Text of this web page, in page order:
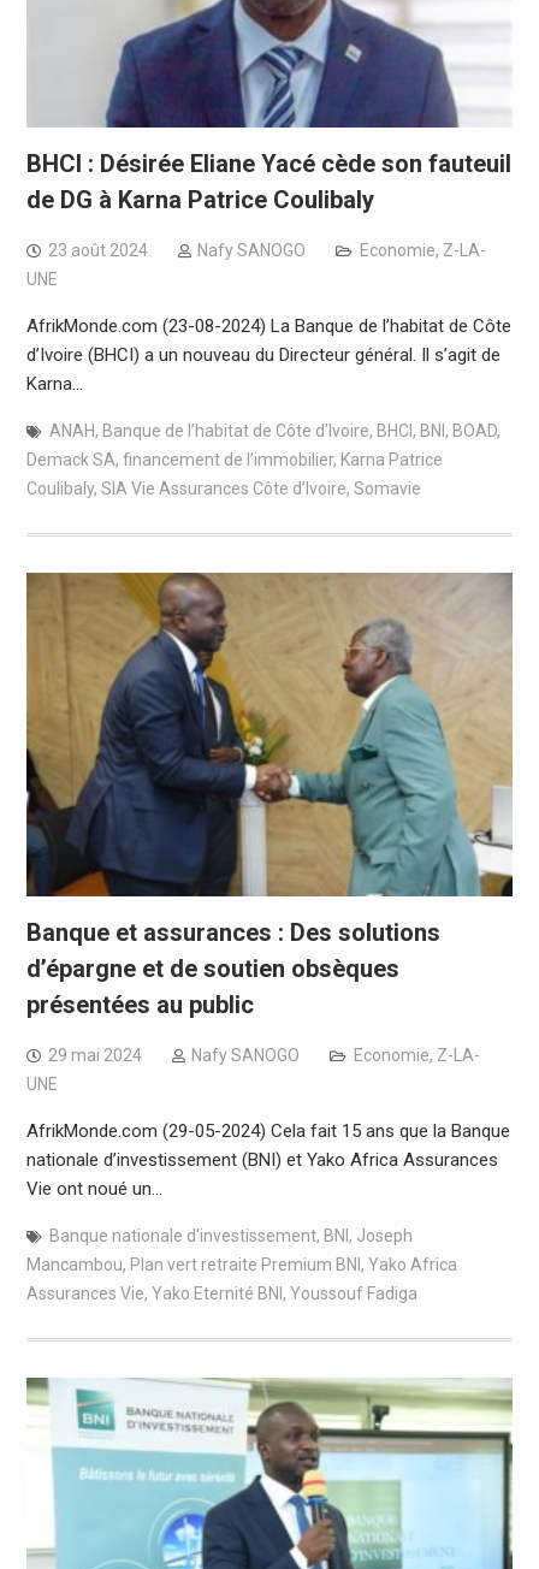
BHCI : Désirée Eliane Yacé cède son fauteuil
de DG à Karna Patrice Coulibaly
23 août 2024 Nafy SANOGO Economie, Z-LA-
UNE
AfrikMonde.com (23-08-2024) La Banque de l’habitat de Côte
d’Ivoire (BHCI) a un nouveau du Directeur général. Il s’agit de
Karna…
ANAH, Banque de l’habitat de Côte d’Ivoire, BHCI , BNI , BOAD,
Demack SA, financement de l’immobilier, Karna Patrice
Coulibaly, SIA Vie Assurances Côte d’Ivoire, Somavie
Banque et assurances : Des solutions
d’épargne et de soutien obsèques
présentées au public
29 mai 2024 Nafy SANOGO Economie, Z-LA-
UNE
AfrikMonde.com (29-05-2024) Cela fait 15 ans que la Banque
nationale d’investissement (BNI) et Yako Africa Assurances
Vie ont noué un…
Banque nationale d'investissement, BNI , Joseph
Mancambou, Plan vert retraite Premium BNI , Yako Africa
Assurances Vie, Yako Eternité BNI , Youssouf Fadiga